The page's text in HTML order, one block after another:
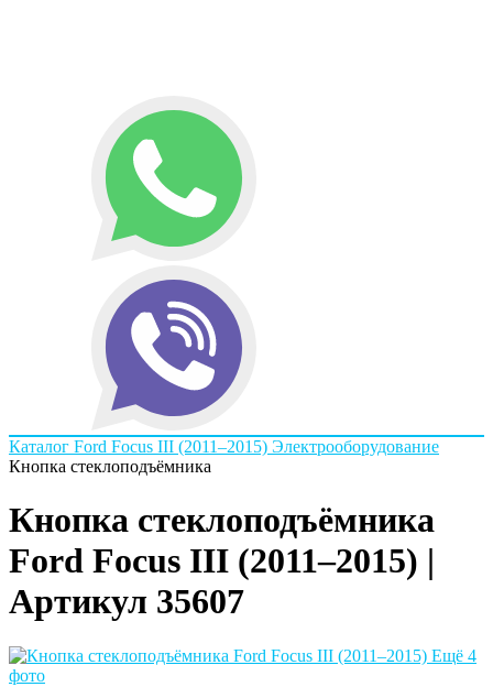
Каталог Ford Focus III (2011–2015) Электрооборудование
Кнопка стеклоподъёмника
Кнопка стеклоподъёмника
Ford Focus III (2011–2015) |
Артикул 35607
Ещё 4
фото